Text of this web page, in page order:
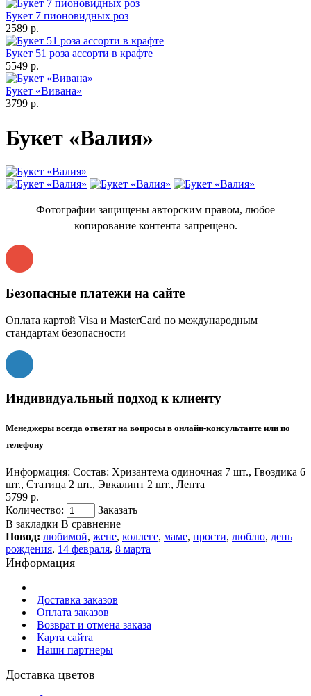
Букет 7 пионовидных роз
2589 р.
Букет 51 роза ассорти в крафте
5549 р.
Букет «Вивана»
3799 р.
Букет «Валия»
Фотографии защищены авторским правом, любое
копирование контента запрещено.
Безопасные платежи на сайте
Оплата картой Visa и MasterCard по международным
стандартам безопасности
Индивидуальный подход к клиенту
Менеджеры всегда ответят на вопросы в онлайн-консультанте или по
телефону
Информация: Состав: Хризантема одиночная 7 шт., Гвоздика 6
шт., Статица 2 шт., Эвкалипт 2 шт., Лента
5799 р.
Количество:
Заказать
В закладки В сравнение
Повод: любимой, жене, коллеге, маме, прости, люблю, день
рождения, 14 февраля, 8 марта
Информация
Доставка заказов
Оплата заказов
Возврат и отмена заказа
Карта сайта
Наши партнеры
Доставка цветов